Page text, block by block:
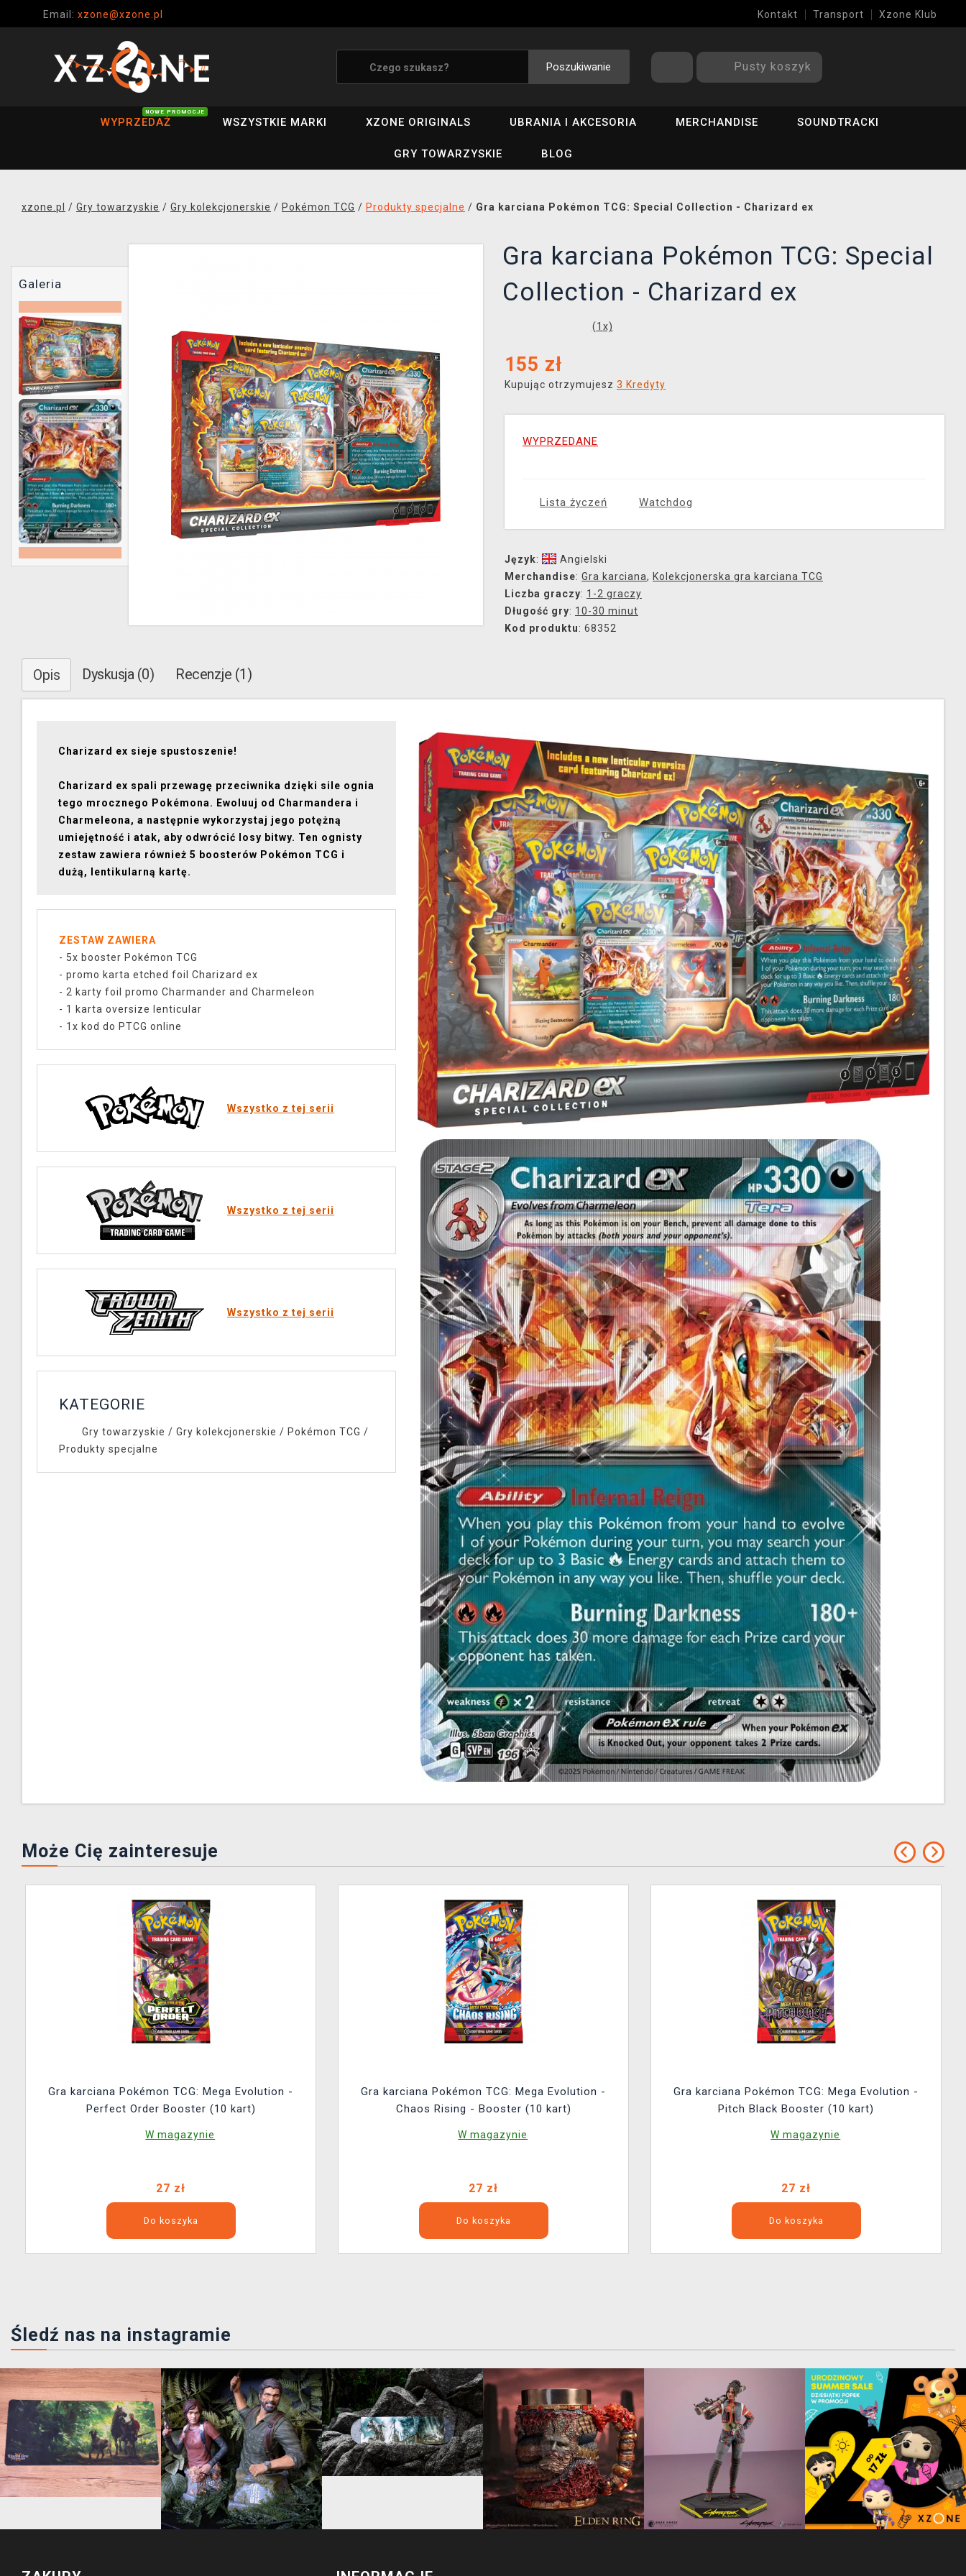
Email: xzone@xzone.pl Kontakt Transport Xzone Klub
Poszukiwanie Pusty koszyk
WYPRZEDAŻ
NOWE PROMOCJE
WSZYSTKIE MARKI XZONE ORIGINALS UBRANIA I AKCESORIA MERCHANDISE SOUNDTRACKI
GRY TOWARZYSKIE BLOG
xzone.pl / Gry towarzyskie / Gry kolekcjonerskie / Pokémon TCG / Produkty specjalne / Gra karciana Pokémon TCG: Special Collection - Charizard ex
Galeria
Gra karciana Pokémon TCG: Special
Collection - Charizard ex
(1 x)
155 zł
Kupując otrzymujesz 3 Kredyty
WYPRZEDANE
Lista życzeń Watchdog
Język:
Angielski
Merchandise: Gra karciana, Kolekcjonerska gra karciana TCG
Liczba graczy: 1-2 graczy
Długość gry: 10-30 minut
Kod produktu: 68352
Opis Dyskusja (0) Recenzje (1)
Charizard ex sieje spustoszenie!
Charizard ex spali przewagę przeciwnika dzięki sile ognia
tego mrocznego Pokémona. Ewoluuj od Charmandera i
Charmeleona, a następnie wykorzystaj jego potężną
umiejętność i atak, aby odwrócić losy bitwy. Ten ognisty
zestaw zawiera również 5 boosterów Pokémon TCG i
dużą, lentikularną kartę.
ZESTAW ZAWIERA
- 5x booster Pokémon TCG
- promo karta etched foil Charizard ex
- 2 karty foil promo Charmander and Charmeleon
- 1 karta oversize lenticular
- 1x kod do PTCG online
Wszystko z tej serii
Wszystko z tej serii
Wszystko z tej serii
KATEGORIE
Gry towarzyskie / Gry kolekcjonerskie / Pokémon TCG /
Produkty specjalne
Może Cię zainteresuje
Gra karciana Pokémon TCG: Mega Evolution -
Perfect Order Booster (10 kart)
W magazynie
27 zł
Do koszyka
Gra karciana Pokémon TCG: Mega Evolution -
Chaos Rising - Booster (10 kart)
W magazynie
27 zł
Do koszyka
Gra karciana Pokémon TCG: Mega Evolution -
Pitch Black Booster (10 kart)
W magazynie
27 zł
Do koszyka
Śledź nas na instagramie